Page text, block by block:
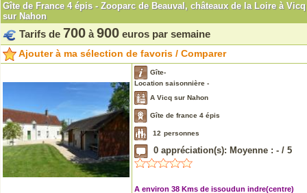
Gîte de France 4 épis - Zooparc de Beauval, châteaux de la Loire à Vicq
sur Nahon
Tarifs de 700 à 900 euros par semaine
Ajouter à ma sélection de favoris / Comparer
Gîte-
Location saisonnière -
A Vicq sur Nahon
Gîte de france 4 épis
12 personnes
0 appréciation(s): Moyenne : - / 5
A environ 38 Kms de issoudun indre(centre)